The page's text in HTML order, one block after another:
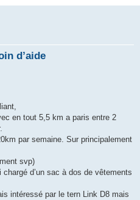
d’aide
en tout 5,5 km a paris entre 2
par semaine. Sur principalement
svp)
d’un sac à dos de vêtements
intéressé par le tern Link D8 mais